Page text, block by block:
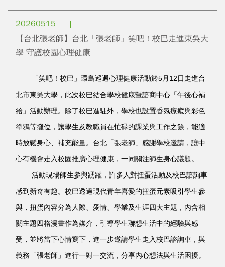
20260515
【台北張老師】台北「張老師」笑吧！校巴走進東吳大
學 守護校園心理健康
「笑吧！校巴」環島巡迴心理健康活動於5月12日走進台
北市東吳大學，此次校巴結合學校健康暨諮商中心「午後心補
給」活動辦理。除了校巴進駐外，學校也設置香氛療癒與彩色
塗鴉等攤位，讓學生及教職員在忙碌的課業與工作之餘，能適
時放鬆身心、補充能量。台北「張老師」感謝學校邀請，讓中
心有機會走入校園推廣心理健康，一同關注師生身心議題。
活動現場師生參與踴躍，許多人對扭蛋活動及校巴諮詢車
感到新奇有趣。校巴透過現代青年喜愛的扭蛋元素吸引學生參
與，扭蛋內容分為人際、愛情、學業及生涯四大主題，內含相
關主題四格漫畫作為媒介，引導學生聯想生活中的經驗與感
受，並將當下心情寫下，進一步邀請學生走入校巴諮詢車，與
義務「張老師」進行一對一交流，分享內心想法與生活困擾。